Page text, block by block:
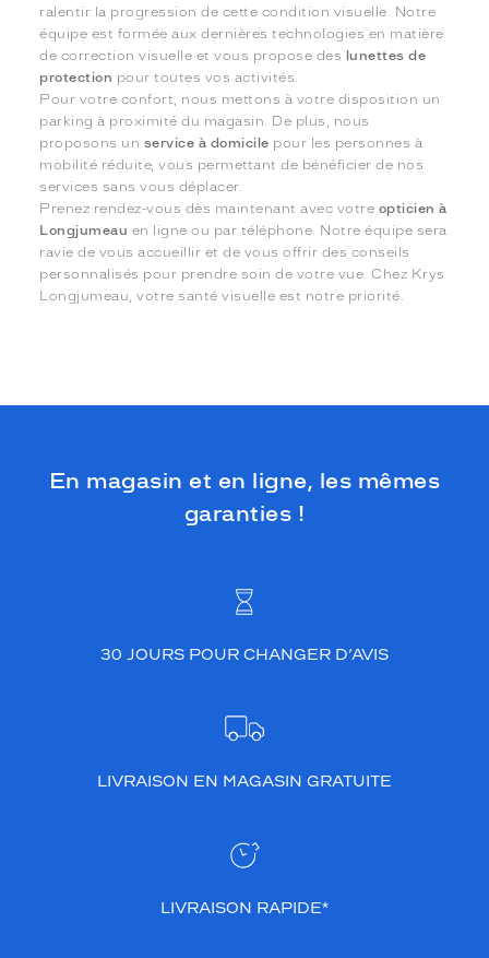
ralentir la progression de cette condition visuelle. Notre
équipe est formée aux dernières technologies en matière
de correction visuelle et vous propose des lunettes de
protection pour toutes vos activités.
Pour votre confort, nous mettons à votre disposition un
parking à proximité du magasin. De plus, nous
proposons un service à domicile pour les personnes à
mobilité réduite, vous permettant de bénéficier de nos
services sans vous déplacer.
Prenez rendez-vous dès maintenant avec votre opticien à
Longjumeau en ligne ou par téléphone. Notre équipe sera
ravie de vous accueillir et de vous offrir des conseils
personnalisés pour prendre soin de votre vue. Chez Krys
Longjumeau, votre santé visuelle est notre priorité.
En magasin et en ligne, les mêmes
garanties !
30 JOURS POUR CHANGER D’AVIS
LIVRAISON EN MAGASIN GRATUITE
LIVRAISON RAPIDE*